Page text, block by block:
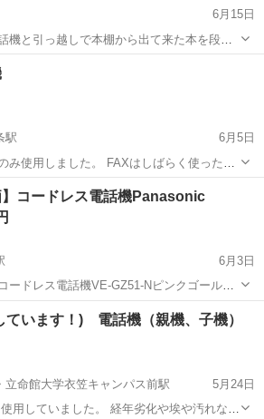
6月15日
機と引っ越しで本棚から出て来た本を段ボ
宅マンションまで取りに来てくれる方を優
ろしくおねがいします。
駅
6月5日
み使用しました。 FAXはしばらく使った事
どうかは分かりません。写真の物が全てで
条駅 電話、ＦＡＸ
】コードレス電話機Panasonic
6月3日
ードレス電話機VE-GZ51-Nピンクゴールド
※本体と通話機用 ACアダプター、おまけ
通話確認済 簡易清掃済 しかーし！後
駅 電話、ＦＡＸ コードレス電話
ています！) 電話機（親機、子機）
立命館大学衣笠キャンパス前駅
5月24日
。 経年劣化や埃や汚れなど